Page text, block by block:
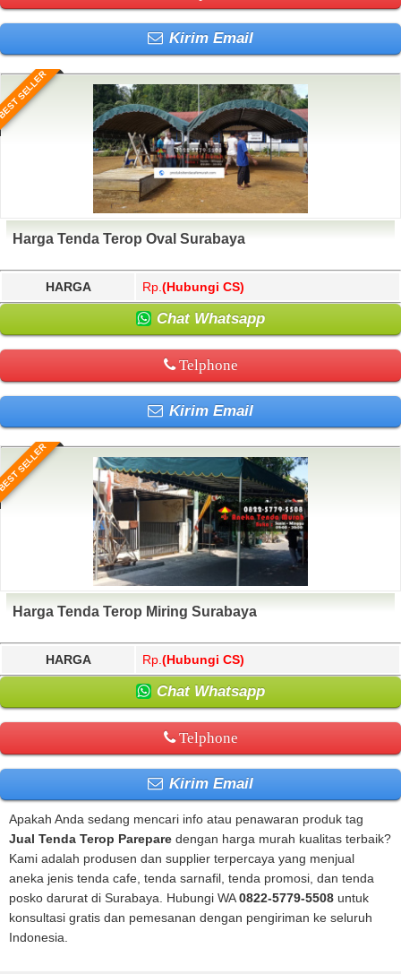
Kirim Email
SELLER
Harga Tenda Terop Oval Surabaya
HARGA Rp. (Hubungi CS)
Chat Whatsapp
Telphone
Kirim Email
SELLER
Harga Tenda Terop Miring Surabaya
HARGA Rp. (Hubungi CS)
Chat Whatsapp
Telphone
Kirim Email
Apakah Anda sedang mencari info atau penawaran produk tag
Jual Tenda Terop Parepare dengan harga murah kualitas terbaik?
Kami adalah produsen dan supplier terpercaya yang menjual
aneka jenis tenda cafe, tenda sarnafil, tenda promosi, dan tenda
posko darurat di Surabaya. Hubungi WA0822-5779-5508 untuk
konsultasi gratis dan pemesanan dengan pengiriman ke seluruh
Indonesia.